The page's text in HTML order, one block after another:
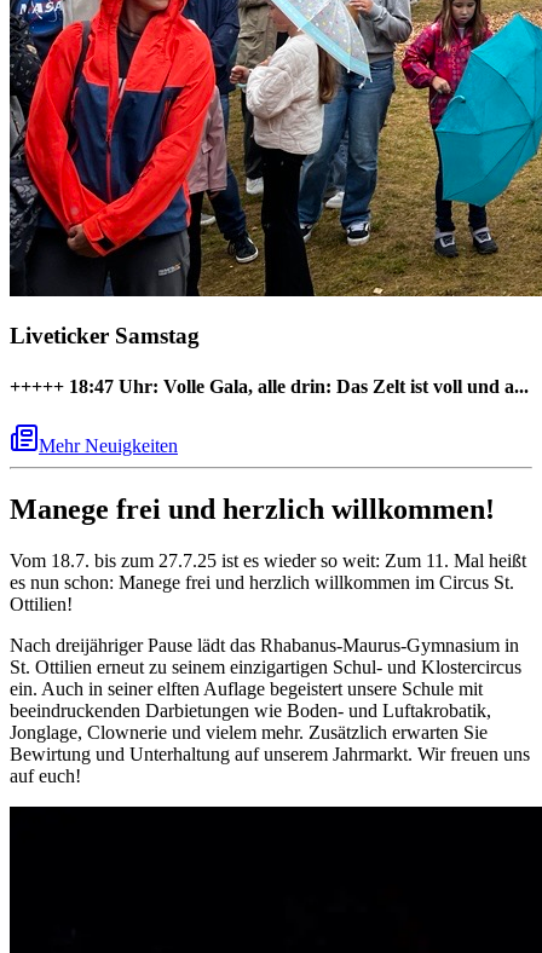
Liveticker Samstag
+++++ 18:47 Uhr: Volle Gala, alle drin: Das Zelt ist voll und a...
Mehr Neuigkeiten
Manege frei und herzlich willkommen!
Vom 18.7. bis zum 27.7.25 ist es wieder so weit: Zum 11. Mal heißt
es nun schon: Manege frei und herzlich willkommen im Circus St.
Ottilien!
Nach dreijähriger Pause lädt das Rhabanus-Maurus-Gymnasium in
St. Ottilien erneut zu seinem einzigartigen Schul- und Klostercircus
ein. Auch in seiner elften Auflage begeistert unsere Schule mit
beeindruckenden Darbietungen wie Boden- und Luftakrobatik,
Jonglage, Clownerie und vielem mehr. Zusätzlich erwarten Sie
Bewirtung und Unterhaltung auf unserem Jahrmarkt. Wir freuen uns
auf euch!